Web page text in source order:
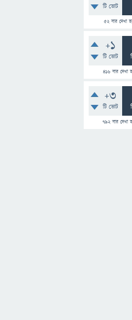
টি ভোট
52বার দেখা
+1
টি ভোট
416বার দেখা
+3
টি ভোট
792বার দেখা